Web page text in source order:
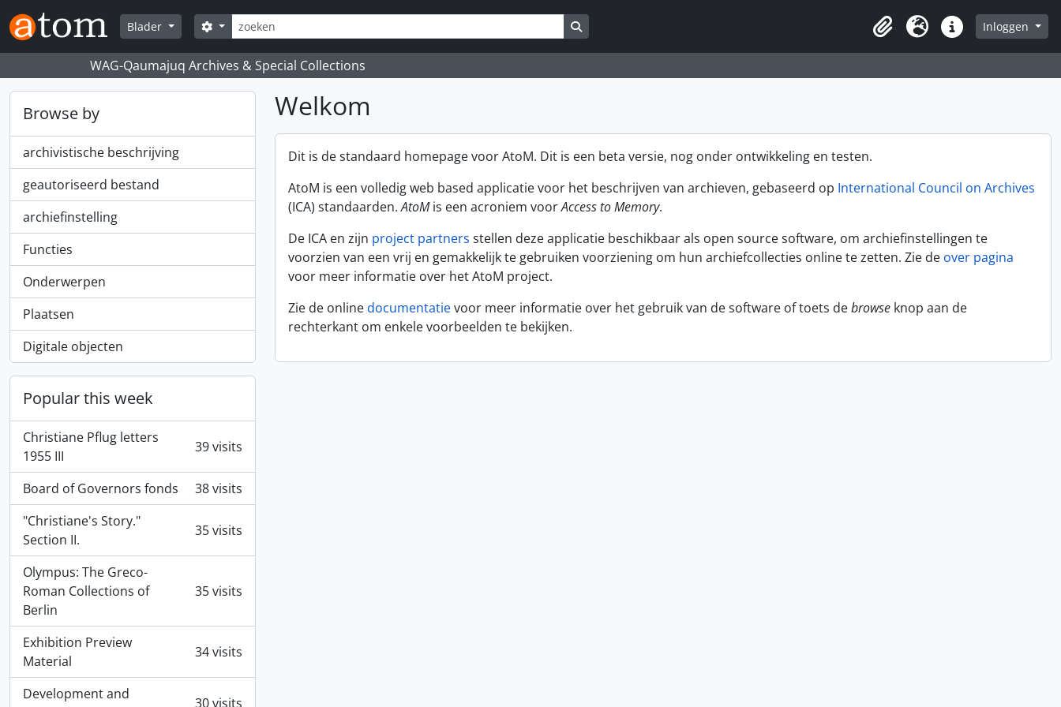
Skip to main content
Blader
zoeken
Search options
Clipboard
Taal Quick linksInloggen
WAG-Qaumajuq Archives & Special Collections
Browse by
archivistische beschrijving
geautoriseerd bestand
archiefinstelling
Functies
Onderwerpen
Plaatsen
Digitale objecten
Popular this week
Christiane Pflug letters
1955 III
39 visits
Board of Governors fonds
38 visits
"Christiane's Story."
Section II.
35 visits
Olympus: The Greco-
Roman Collections of
Berlin
35 visits
Exhibition Preview
Material
34 visits
Development and
30 visits
Welkom
Dit is de standaard homepage voor AtoM. Dit is een beta versie, nog onder ontwikkeling en testen.
AtoM is een volledig web based applicatie voor het beschrijven van archieven, gebaseerd op International Council on Archives
(ICA) standaarden.AtoMis een acroniem voorAccess to Memory.
De ICA en zijn project partners stellen deze applicatie beschikbaar als open source software, om archiefinstellingen te
voorzien van een vrij en gemakkelijk te gebruiken voorziening om hun archiefcollecties online te zetten. Zie de over pagina
voor meer informatie over het AtoM project.
Zie de onlinedocumentatievoor meer informatie over het gebruik van de software of toets debrowse knop aan de
rechterkant om enkele voorbeelden te bekijken.